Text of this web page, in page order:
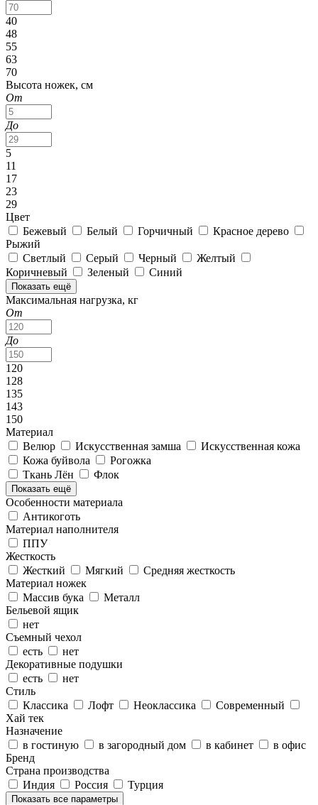
40
48
55
63
70
Высота ножек, см
От
До
5
11
17
23
29
Цвет
Бежевый
Белый Горчичный
Красное дерево
Рыжий
Светлый
Серый Черный
Желтый
Коричневый
Зеленый Синий
Показать ещё
Максимальная нагрузка, кг
От
До
120
128
135
143
150
Материал
Велюр
Искусственная замша
Искусственная кожа
Кожа буйвола
Рогожка
Ткань Лён
Флок
Показать ещё
Особенности материала
Антикоготь
Материал наполнителя
ППУ
Жесткость
Жесткий
Мягкий
Средняя жесткость
Материал ножек
Массив бука
Металл
Бельевой ящик
нет
Съемный чехол
есть
нет
Декоративные подушки
есть
нет
Стиль
Классика
Лофт Неоклассика
Современный
Хай тек
Назначение
в гостиную
в загородный дом в кабинет
в офис
Бренд
Страна производства
Индия
Россия Турция
Показать все параметры